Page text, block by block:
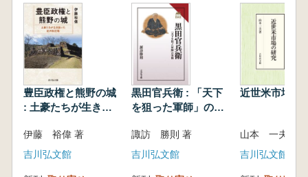
豊臣政権と熊野の城
: 土豪たちが生き抜
伊藤 裕偉 著
吉川弘文館
黒田官兵衛 : 「天下
を狙った軍師」の実
諏訪 勝則 著
吉川弘文館
近世米市場の
山本 一夫
吉川弘文館